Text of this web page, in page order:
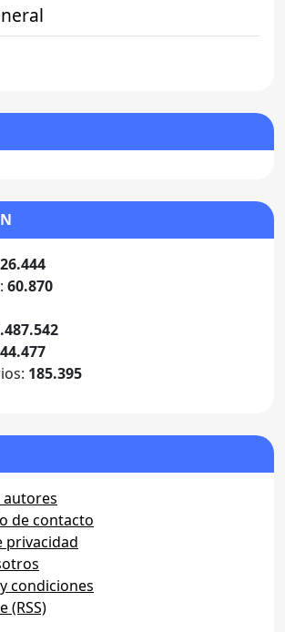
26.444
60.870
185.395
autores
de contacto
privacidad
condiciones
(RSS)